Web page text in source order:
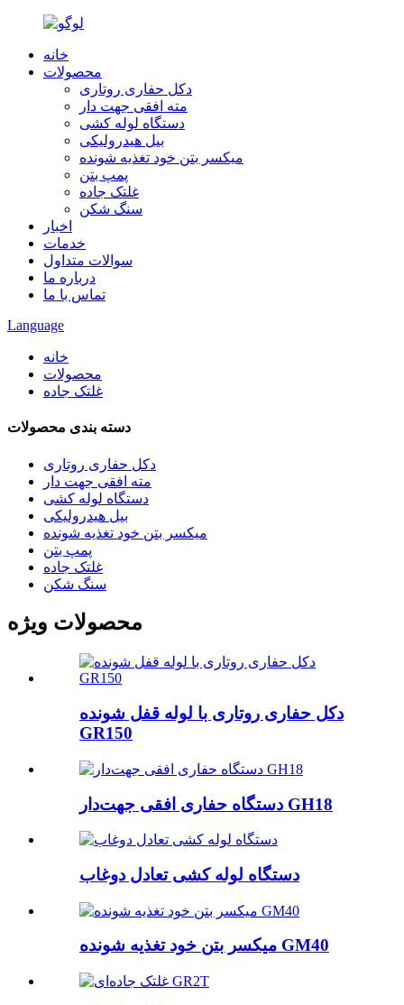
خانه
محصولات
دکل حفاری روتاری
مته افقی جهت دار
دستگاه لوله کشی
بیل هیدرولیکی
میکسر بتن خود تغذیه شونده
پمپ بتن
غلتک جاده
سنگ شکن
اخبار
خدمات
سوالات متداول
درباره ما
تماس با ما
Language
خانه
محصولات
غلتک جاده
دسته بندی محصولات
دکل حفاری روتاری
مته افقی جهت دار
دستگاه لوله کشی
بیل هیدرولیکی
میکسر بتن خود تغذیه شونده
پمپ بتن
غلتک جاده
سنگ شکن
محصولات ویژه
دکل حفاری روتاری با لوله قفل شونده
GR150
دستگاه حفاری افقی جهت‌دار GH18
دستگاه لوله کشی تعادل دوغاب
میکسر بتن خود تغذیه شونده GM40